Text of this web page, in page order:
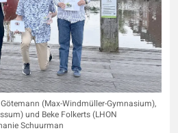
(Max-Windmüller-Gymnasium),
und Beke Folkerts (LHON
Schuurman